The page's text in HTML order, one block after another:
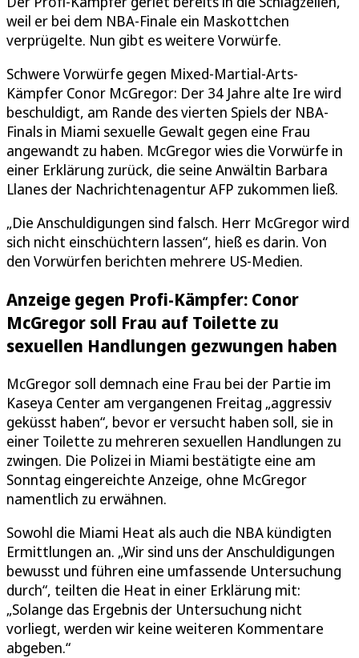
weil er bei dem NBA-Finale ein Maskottchen
verprügelte. Nun gibt es weitere Vorwürfe.
Schwere Vorwürfe gegen Mixed-Martial-Arts-
Kämpfer Conor McGregor: Der 34 Jahre alte Ire wird
beschuldigt, am Rande des vierten Spiels der NBA-
Finals in Miami sexuelle Gewalt gegen eine Frau
angewandt zu haben. McGregor wies die Vorwürfe in
einer Erklärung zurück, die seine Anwältin Barbara
Llanes der Nachrichtenagentur AFP zukommen ließ.
„Die Anschuldigungen sind falsch. Herr McGregor wird
sich nicht einschüchtern lassen“, hieß es darin. Von
den Vorwürfen berichten mehrere US-Medien.
Anzeige gegen Profi-Kämpfer: Conor
McGregor soll Frau auf Toilette zu
sexuellen Handlungen gezwungen haben
McGregor soll demnach eine Frau bei der Partie im
Kaseya Center am vergangenen Freitag „aggressiv
geküsst haben“, bevor er versucht haben soll, sie in
einer Toilette zu mehreren sexuellen Handlungen zu
zwingen. Die Polizei in Miami bestätigte eine am
Sonntag eingereichte Anzeige, ohne McGregor
namentlich zu erwähnen.
Sowohl die Miami Heat als auch die NBA kündigten
Ermittlungen an. „Wir sind uns der Anschuldigungen
bewusst und führen eine umfassende Untersuchung
durch“, teilten die Heat in einer Erklärung mit:
„Solange das Ergebnis der Untersuchung nicht
vorliegt, werden wir keine weiteren Kommentare
abgeben.“